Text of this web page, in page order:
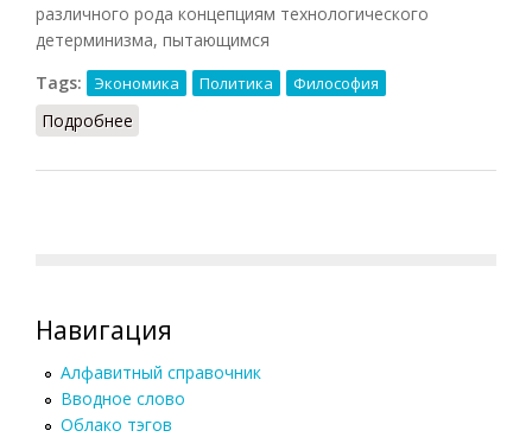
различного рода концепциям технологического
детерминизма, пытающимся
Tags:
Экономика Политика Философия
Подробнее
Навигация
Алфавитный справочник
Вводное слово
Облако тэгов